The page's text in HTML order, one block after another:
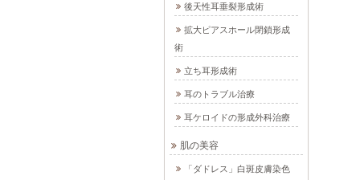
後天性耳垂裂形成術
拡大ピアスホール閉鎖形成
術
立ち耳形成術
耳のトラブル治療
耳ケロイドの形成外科治療
肌の美容
「ダドレス」白斑皮膚染色